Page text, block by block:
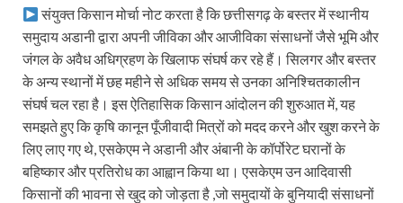
संयुक्त किसान मोर्चा नोट करता है कि छत्तीसगढ़ के बस्तर में स्थानीय
समुदाय अडानी द्वारा अपनी जीविका और आजीविका संसाधनों जैसे भूमि और
जंगल के अवैध अधिग्रहण के खिलाफ संघर्ष कर रहे हैं। सिलगर और बस्तर
के अन्य स्थानों में छह महीने से अधिक समय से उनका अनिश्चितकालीन
संघर्ष चल रहा है। इस ऐतिहासिक किसान आंदोलन की शुरुआत में, यह
समझते हुए कि कृषि कानून पूँजीवादी मित्रों को मदद करने और खुश करने के
लिए लाए गए थे, एसकेएम ने अडानी और अंबानी के कॉर्पोरेट घरानों के
बहिष्कार और प्रतिरोध का आह्वान किया था। एसकेएम उन आदिवासी
किसानों की भावना से खुद को जोड़ता है ,जो समुदायों के बुनियादी संसाधनों